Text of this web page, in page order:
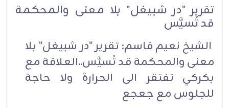
تقرير "در شبيغل" بلا معنى والمحكمة
قد تُسيَّس
الشيخ نعيم قاسم: تقرير "در شبيغل" بلا
معنى والمحكمة قد تُسيَّس..العلاقة مع
بكركي تفتقر الى الحرارة ولا حاجة
للجلوس مع جعجع